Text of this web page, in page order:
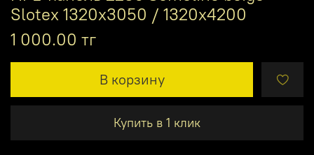
Slotex 1320х3050 / 1320х4200
1 000.00 тг
В корзину
Купить в 1 клик